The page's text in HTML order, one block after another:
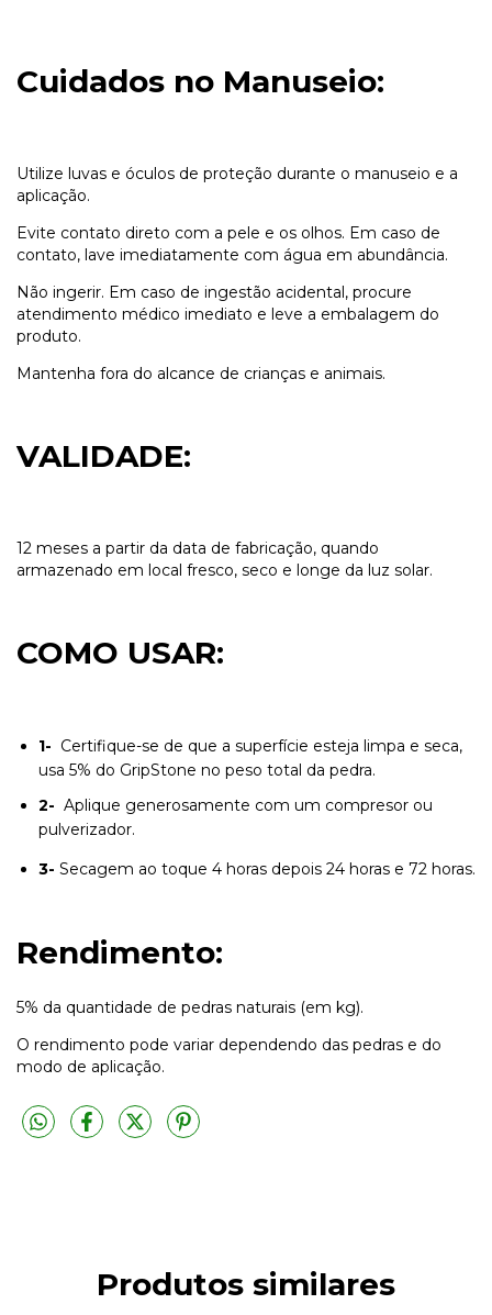
Cuidados no Manuseio:
Utilize luvas e óculos de proteção durante o manuseio e a
aplicação.
Evite contato direto com a pele e os olhos. Em caso de
contato, lave imediatamente com água em abundância.
Não ingerir. Em caso de ingestão acidental, procure
atendimento médico imediato e leve a embalagem do
produto.
Mantenha fora do alcance de crianças e animais.
VALIDADE:
12 meses a partir da data de fabricação, quando
armazenado em local fresco, seco e longe da luz solar.
COMO USAR:
1- Certifique-se de que a superfície esteja limpa e seca,
usa 5% do GripStone no peso total da pedra.
2- Aplique generosamente com um compresor ou
pulverizador.
3- Secagem ao toque 4 horas depois 24 horas e 72 horas.
Rendimento:
5% da quantidade de pedras naturais (em kg).
O rendimento pode variar dependendo das pedras e do
modo de aplicação.
Produtos similares